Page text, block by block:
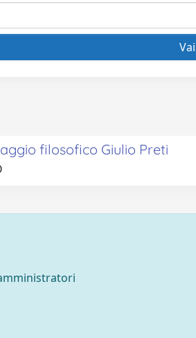
filosofico Giulio Preti